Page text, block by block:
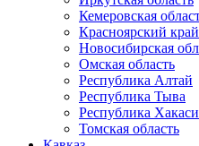
Кемеровская
Красноярский край
Новосибирская
Омская область
Республика Алтай
Республика Тыва
Республика
Томская область